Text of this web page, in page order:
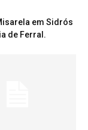
em Sidrós
de Ferral.